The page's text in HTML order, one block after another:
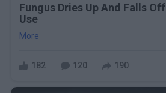
Fungus Dries Up And Falls
Use
More
182 120 190